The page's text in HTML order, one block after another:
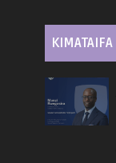
KIMATAIFA